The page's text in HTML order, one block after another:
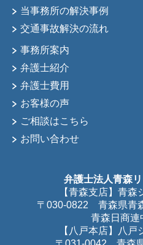
当事務所の解決事例
交通事故解決の流れ
事務所案内
弁護士紹介
弁護士費用
お客様の声
ご相談はこちら
お問い合わせ
弁護士法人青森
【青森支店】青
〒030-0822 青森県青
青森日商連
【八戸本店】八